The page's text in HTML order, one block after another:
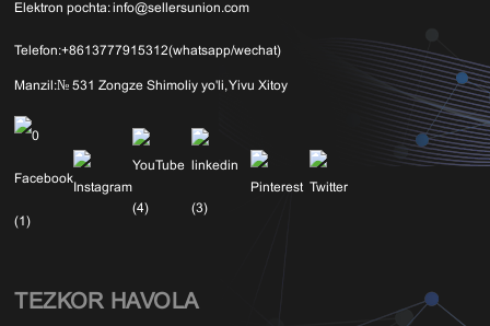
Elektron pochta: info@sellersunion.com
Telefon:+8613777915312(whatsapp/wechat)
Manzil:№ 531 Zongze Shimoliy yo'li, Yivu Xitoy
TEZKOR HAVOLA